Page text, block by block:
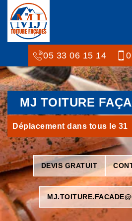
05 33 06 15 14
MJ TOITURE
Déplacement dans tous le 31
DEVIS GRATUIT